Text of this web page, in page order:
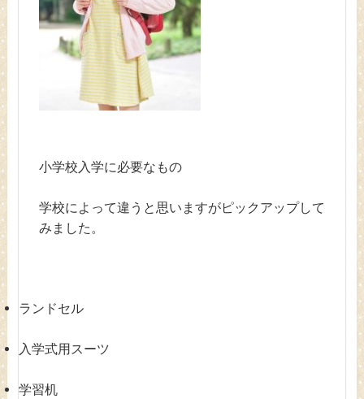
小学校入学に必要なもの
学校によって違うと思いますがピックアップして
みました。
ランドセル
入学式用スーツ
学習机